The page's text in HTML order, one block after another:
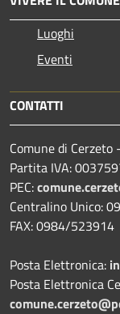
Luoghi
Eventi
CONTATTI
Comune di
Partita IVA:
PEC:
Centralino Unico:
FAX: 0984/523914
Posta Elettronica:
Posta Elettronica